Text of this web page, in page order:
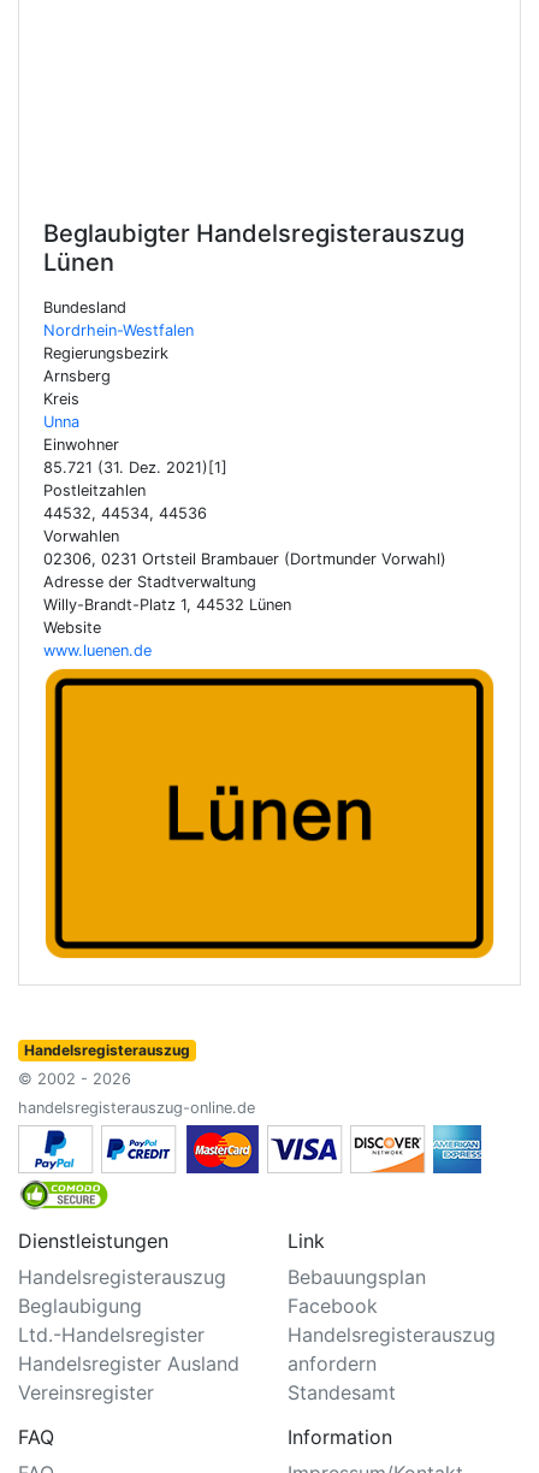
Beglaubigter Handelsregisterauszug
Lünen
Bundesland
Nordrhein-Westfalen
Regierungsbezirk
Arnsberg
Kreis
Unna
Einwohner
85.721 (31. Dez. 2021)[1]
Postleitzahlen
44532, 44534, 44536
Vorwahlen
02306, 0231 Ortsteil Brambauer (Dortmunder Vorwahl)
Adresse der Stadtverwaltung
Willy-Brandt-Platz 1, 44532 Lünen
Website
www.luenen.de
Handelsregisterauszug
© 2002 - 2026
handelsregisterauszug-online.de
Dienstleistungen
Handelsregisterauszug
Beglaubigung
Ltd.-Handelsregister
Handelsregister Ausland
Vereinsregister
Link
Bebauungsplan
Facebook
Handelsregisterauszug
anfordern
Standesamt
FAQ
Information